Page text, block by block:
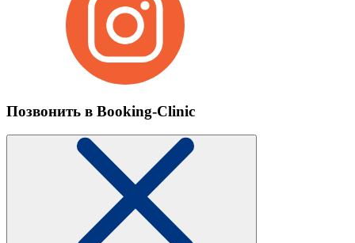
Позвонить в Booking-Clinic